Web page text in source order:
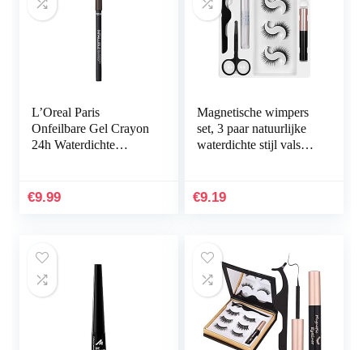
L’Oreal Paris
Onfeilbare Gel Crayon
24h Waterdichte
€9.99
Magnetische wimpers
set, 3 paar natuurlijke
waterdichte stijl valse
met…
€9.19